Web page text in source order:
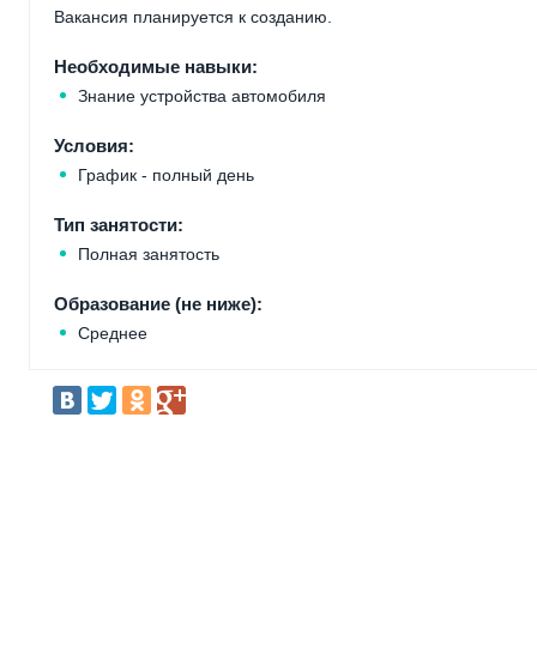
Вакансия планируется к созданию.
Необходимые навыки:
Знание устройства автомобиля
Условия:
График - полный день
Тип занятости:
Полная занятость
Образование (не ниже):
Среднее